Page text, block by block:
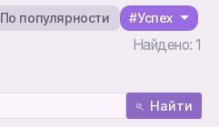
По популярности
#Успех
Найдено: 1
Найти